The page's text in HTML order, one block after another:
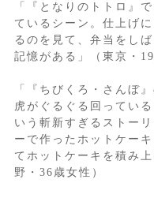
「『となりのトトロ』
ているシーン。仕上げ
るのを見て、弁当をし
記憶がある」（東京・19
「『ちびくろ・さんぼ
虎がぐるぐる回ってい
いう斬新すぎるストー
ーで作ったホットケー
てホットケーキを積み
野・36歳女性）